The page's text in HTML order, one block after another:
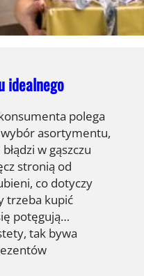
idealnego
polega
asortymentu,
w gąszczu
stronią od
co dotyczy
trzeba kupić
potęgują…
tak bywa